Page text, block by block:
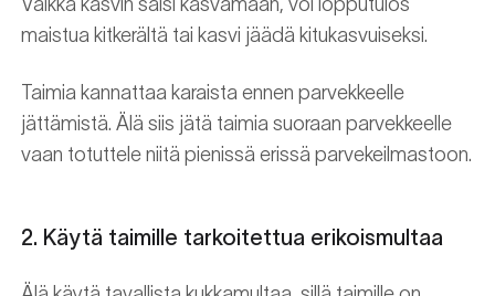
Vaikka kasvin saisi kasvamaan, voi lopputulos
maistua kitkerältä tai kasvi jäädä kitukasvuiseksi.
Taimia kannattaa karaista ennen parvekkeelle
jättämistä. Älä siis jätä taimia suoraan parvekkeelle
vaan totuttele niitä pienissä erissä parvekeilmastoon.
2. Käytä taimille tarkoitettua erikoismultaa